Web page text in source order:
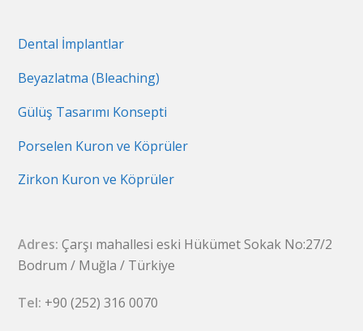
Dental İmplantlar
Beyazlatma (Bleaching)
Gülüş Tasarımı Konsepti
Porselen Kuron ve Köprüler
Zirkon Kuron ve Köprüler
Adres: Çarşı mahallesi eski Hükümet Sokak No:27/2
Bodrum / Muğla / Türkiye
Tel: +90 (252) 316 0070